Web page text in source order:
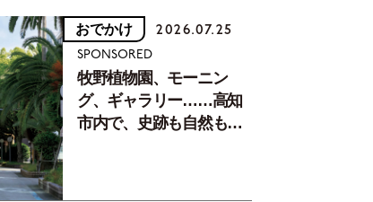
おでかけ 2026.07.25
SPONSORED
牧野植物園、モーニン
グ、ギャラリー……高知
市内で、史跡も自然もグ